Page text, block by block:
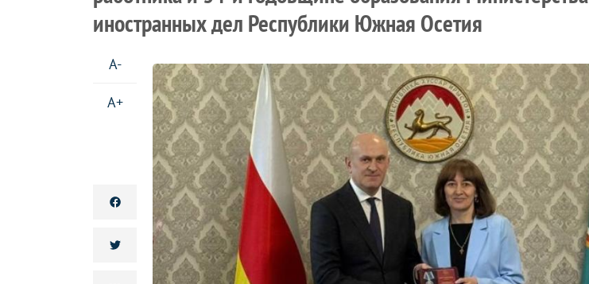
иностранных дел Республики Южная Осетия
A-
A+